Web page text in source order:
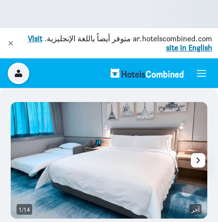
ar.hotelscombined.com متوفر أيضاً باللغة الإنجليزية.Visit
site in English
آخر 1/14